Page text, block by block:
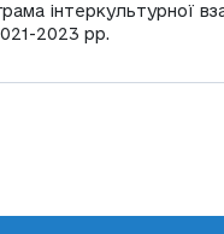
інтеркультурної
2023 рр.